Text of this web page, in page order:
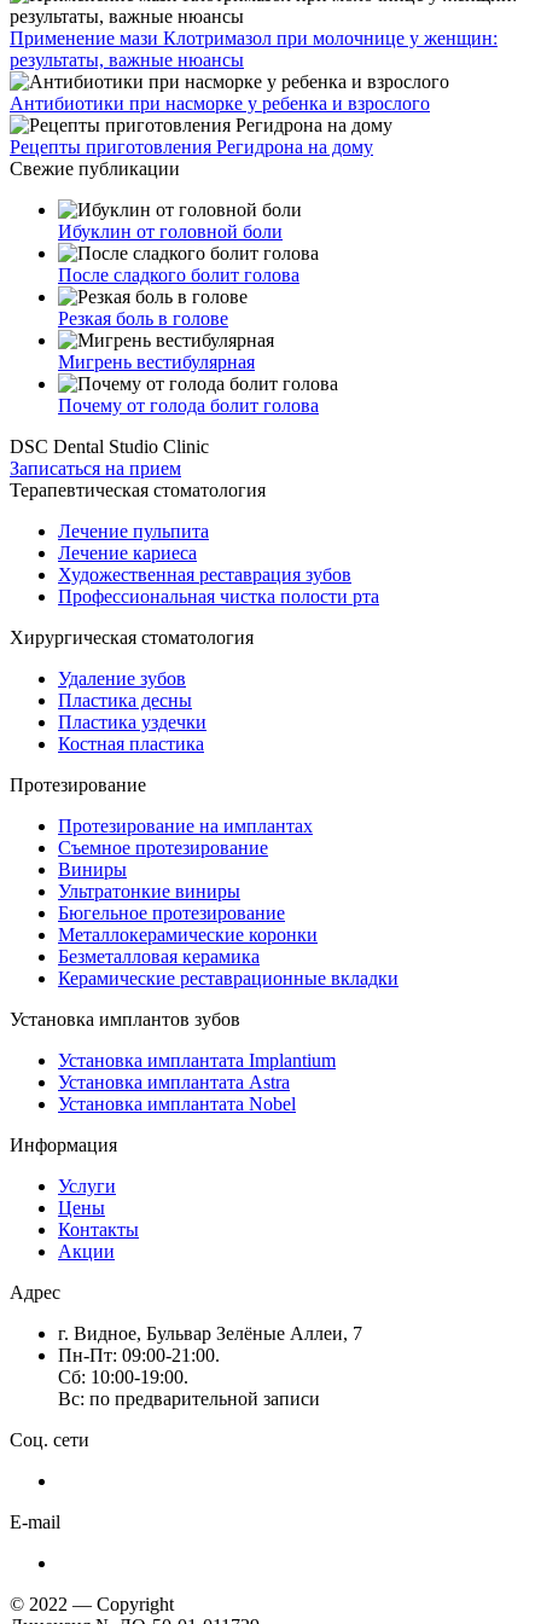
Применение мази Клотримазол при молочнице у женщин:
результаты, важные нюансы
Антибиотики при насморке у ребенка и взрослого
Рецепты приготовления Регидрона на дому
Свежие публикации
Ибуклин от головной боли
После сладкого болит голова
Резкая боль в голове
Мигрень вестибулярная
Почему от голода болит голова
DSC Dental Studio Clinic
Записаться на прием
Терапевтическая стоматология
Лечение пульпита
Лечение кариеса
Художественная реставрация зубов
Профессиональная чистка полости рта
Хирургическая стоматология
Удаление зубов
Пластика десны
Пластика уздечки
Костная пластика
Протезирование
Протезирование на имплантах
Съемное протезирование
Виниры
Ультратонкие виниры
Бюгельное протезирование
Металлокерамические коронки
Безметалловая керамика
Керамические реставрационные вкладки
Установка имплантов зубов
Установка имплантата Implantium
Установка имплантата Astra
Установка имплантата Nobel
Информация
Услуги
Цены
Контакты
Акции
Адрес
г. Видное, Бульвар Зелёные Аллеи, 7
Пн-Пт: 09:00-21:00.
Сб: 10:00-19:00.
Вс: по предварительной записи
Соц. сети
E-mail
© 2022 — Copyright